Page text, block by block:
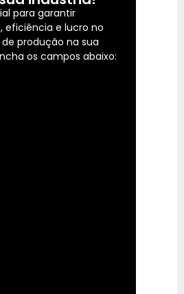
para garantir
eficiência e lucro no
produção na sua
os campos abaixo: